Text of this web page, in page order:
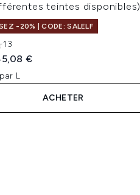
teintes disponibles)
-20% | CODE: SALELF
sur un maximum de 5
13
:
​​actuel :
€
L
ACHETER